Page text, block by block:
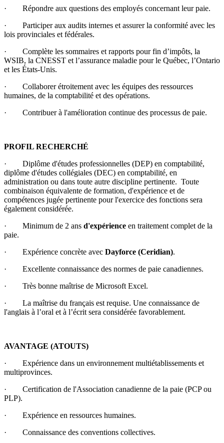
· Répondre aux questions des employés concernant leur paie.
· Participer aux audits internes et assurer la conformité avec les
lois provinciales et fédérales.
· Complète les sommaires et rapports pour fin d’impôts, la
WSIB, la CNESST et l’assurance maladie pour le Québec, l’Ontario
et les États-Unis.
· Collaborer étroitement avec les équipes des ressources
humaines, de la comptabilité et des opérations.
· Contribuer à l'amélioration continue des processus de paie.
PROFIL RECHERCHÉ
· Diplôme d'études professionnelles (DEP) en comptabilité,
diplôme d'études collégiales (DEC) en comptabilité, en
administration ou dans toute autre discipline pertinente. Toute
combinaison équivalente de formation, d'expérience et de
compétences jugée pertinente pour l'exercice des fonctions sera
également considérée.
· Minimum de 2 ans d'expérience en traitement complet de la
paie.
· Expérience concrète avec Dayforce (Ceridian).
· Excellente connaissance des normes de paie canadiennes.
· Très bonne maîtrise de Microsoft Excel.
· La maîtrise du français est requise. Une connaissance de
l'anglais à l’oral et à l’écrit sera considérée favorablement.
AVANTAGE (ATOUTS)
· Expérience dans un environnement multiétablissements et
multiprovinces.
· Certification de l'Association canadienne de la paie (PCP ou
PLP).
· Expérience en ressources humaines.
· Connaissance des conventions collectives.